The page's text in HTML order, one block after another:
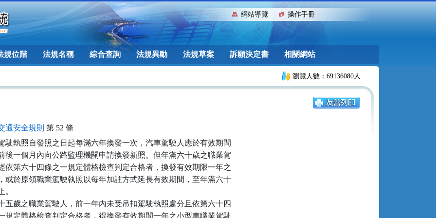
::: 網站導覽 操作手冊
規位階 法規名稱 綜合查詢 法規異動 法規草案 訴願決定書 相關網站
瀏覽人數：69136080人
通安全規則 第 52 條
駛執照自發照之日起每滿六年換發一次，汽車駕駛人應於有效期間
後一個月內向公路監理機關申請換發新照。但年滿六十歲之職業駕
依第六十四條之一規定體格檢查判定合格者，換發有效期限一年之
或於原領職業駕駛執照以每年加註方式延長有效期間，至年滿六十
。
五歲之職業駕駛人，前一年內未受吊扣駕駛執照處分且依第六十四
規定體格檢查判定合格者，得換發有效期間一年之小型車職業駕駛